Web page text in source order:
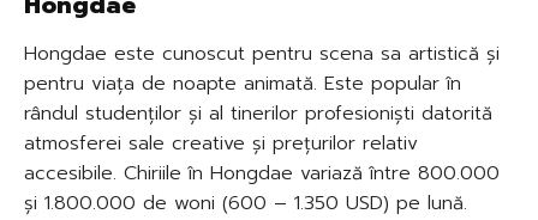
Hongdae este cunoscut pentru scena sa artistică și
pentru viața de noapte animată. Este popular în
rândul studenților și al tinerilor profesioniști datorită
atmosferei sale creative și prețurilor relativ
accesibile. Chiriile în Hongdae variază între 800.000
și 1.800.000 de woni (600 – 1.350 USD) pe lună.